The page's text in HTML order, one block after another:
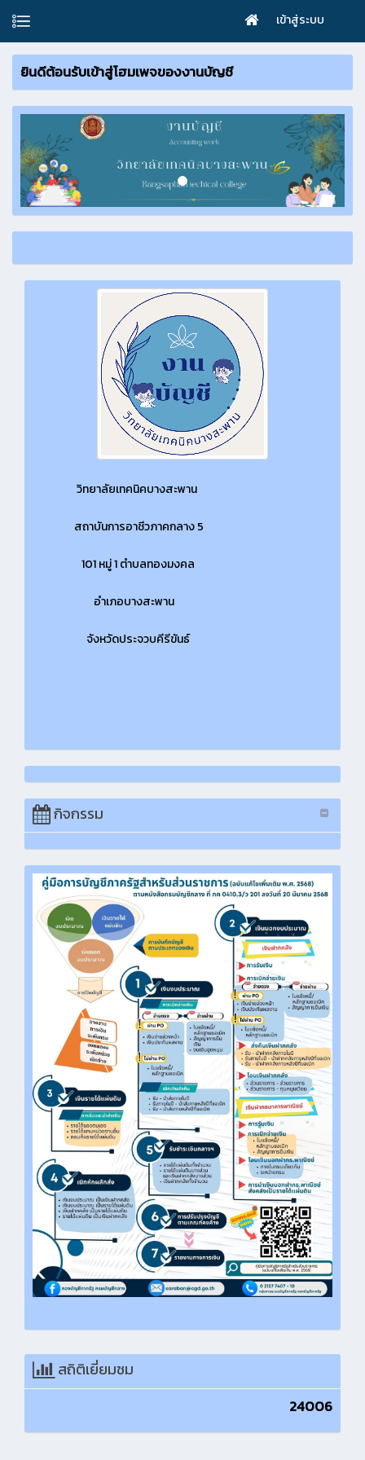
เข้าสู่ระบบ
ยินดีต้อนรับเข้าสู่โฮมเพจของงานบัญชี
วิทยาลัยเทคนิคบางสะพาน
สถาบันการอาชีวภาคกลาง 5
101 หมู่ 1 ตำบลทองมงคล
อำเภอบางสะพาน
จังหวัดประจวบคีรีขันธ์
กิจกรรม
สถิติเยี่ยมชม
24006